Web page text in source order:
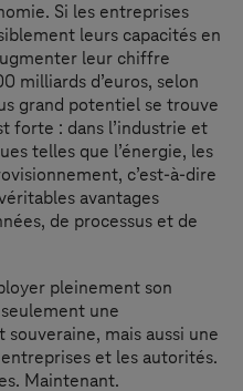
Si les entreprises
leurs capacités en
leur chiffre
milliards d’euros, selon
grand potentiel se trouve
forte : dans l’industrie et
telles que l’énergie, les
c’est-à-dire
avantages
de processus et de
pleinement son
une
mais aussi une
et les autorités.
Maintenant.